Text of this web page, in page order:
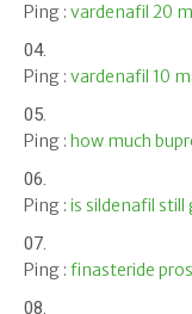
Ping : vardenafil 20
Ping : vardenafil 10
Ping : how much
Ping : is sildenafil
Ping : finasteride